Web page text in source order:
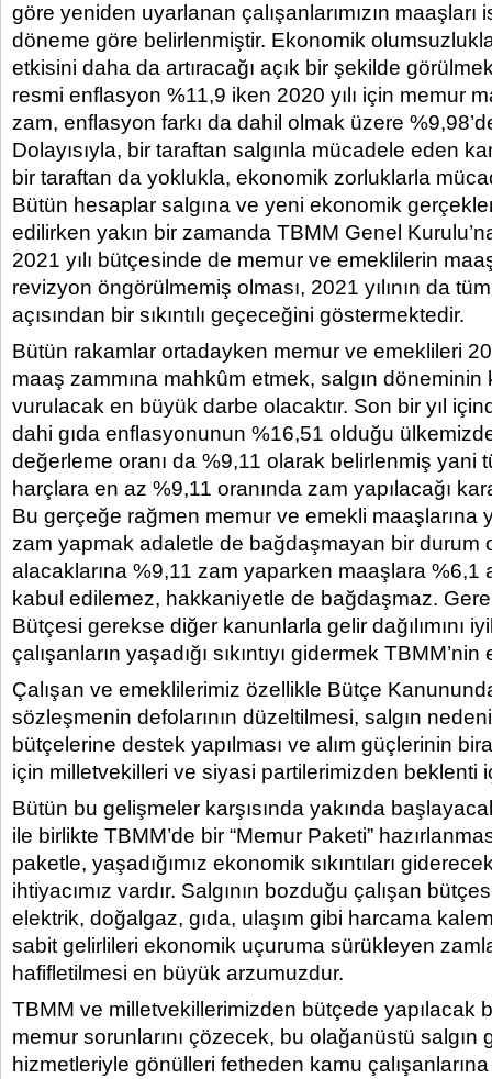
göre yeniden uyarlanan çalışanlarımızın maaşları
döneme göre belirlenmiştir. Ekonomik
etkisini daha da artıracağı açık bir şekilde
resmi enflasyon %11,9 iken 2020 yılı için memur
zam, enflasyon farkı da dahil olmak üzere
Dolayısıyla, bir taraftan salgınla mücadele eden
bir taraftan da yoklukla, ekonomik zorluklarla
Bütün hesaplar salgına ve yeni ekonomik
edilirken yakın bir zamanda TBMM Genel
2021 yılı bütçesinde de memur ve emeklilerin
revizyon öngörülmemiş olması, 2021 yılının da
açısından bir sıkıntılı geçeceğini göstermektedir.
Bütün rakamlar ortadayken memur ve emeklileri
maaş zammına mahkûm etmek, salgın döneminin
vurulacak en büyük darbe olacaktır. Son bir yıl
dahi gıda enflasyonunun %16,51 olduğu
değerleme oranı da %9,11 olarak belirlenmiş yani
harçlara en az %9,11 oranında zam yapılacağı
Bu gerçeğe rağmen memur ve emekli maaşlarına
zam yapmak adaletle de bağdaşmayan bir durum
alacaklarına %9,11 zam yaparken maaşlara %6,1
kabul edilemez, hakkaniyetle de bağdaşmaz.
Bütçesi gerekse diğer kanunlarla gelir dağılımını
çalışanların yaşadığı sıkıntıyı gidermek
Çalışan ve emeklilerimiz özellikle Bütçe
sözleşmenin defolarının düzeltilmesi, salgın
bütçelerine destek yapılması ve alım güçlerinin
için milletvekilleri ve siyasi partilerimizden beklenti
Bütün bu gelişmeler karşısında yakında
ile birlikte TBMM’de bir “Memur Paketi”
paketle, yaşadığımız ekonomik sıkıntıları
ihtiyacımız vardır. Salgının bozduğu çalışan
elektrik, doğalgaz, gıda, ulaşım gibi harcama
sabit gelirlileri ekonomik uçuruma sürükleyen
hafifletilmesi en büyük arzumuzdur.
TBMM ve milletvekillerimizden bütçede yapılacak
memur sorunlarını çözecek, bu olağanüstü salgın
hizmetleriyle gönülleri fetheden kamu